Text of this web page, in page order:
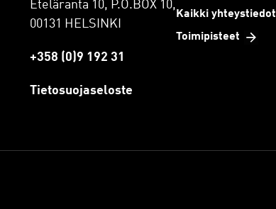
Eteläranta 10, P.O.BOX 10,
00131 HELSINKI
+358 (0)9 192 31
Tietosuojaseloste
Kaikki yhteystiedot
Toimipisteet